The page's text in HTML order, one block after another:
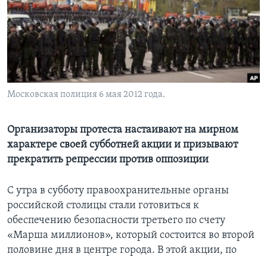
Learning English
СОЦИАЛЬНЫЕ СЕТИ
Московская полиция 6 мая 2012 года.
Организаторы протеста настаивают на мирном
характере своей субботней акции и призывают
прекратить репрессии против оппозиции
С утра в субботу правоохранительные органы
российской столицы стали готовиться к
обеспечению безопасности третьего по счету
«Марша миллионов», который состоится во второй
половине дня в центре города. В этой акции, по